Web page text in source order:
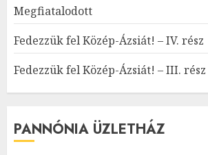
Megfiatalodott
Fedezzük fel Közép-Ázsiát! – IV. rész
Fedezzük fel Közép-Ázsiát! – III. rész
PANNÓNIA ÜZLETHÁZ